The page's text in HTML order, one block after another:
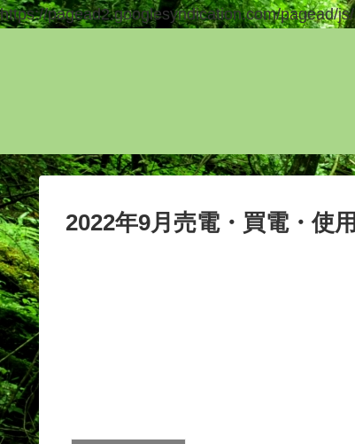
https://pagead2.googlesyndication.com/pagead/
2022年9月売電・買電・使